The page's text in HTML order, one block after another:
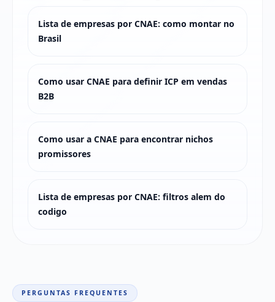
Lista de empresas por CNAE: como montar no
Brasil
Como usar CNAE para definir ICP em vendas
B2B
Como usar a CNAE para encontrar nichos
promissores
Lista de empresas por CNAE: filtros alem do
codigo
PERGUNTAS FREQUENTES